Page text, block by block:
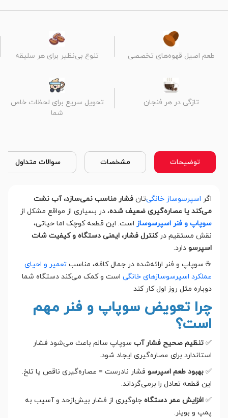
طعم اصیل قهوه‌های تخصصی تنوع بی‌نظیر برای هر سلیقه
تازگی در هر فنجان
تحویل سریع برای لحظات خاص
شما
توضیحات مشخصات سوالات متداول
اگر اسپرسوساز خانگی‌تان فشار مناسب نمی‌سازد، آب نشت
می‌کند یا عصاره‌گیری ضعیف شده، در بسیاری از مواقع مشکل از
سوپاپ و فنر اسپرسوساز است. این قطعه کوچک اما حیاتی،
نقش مستقیم درکنترل فشار، ایمنی دستگاه و کیفیت شات
اسپرسو دارد.
☕ سوپاپ و فنر ارائه‌شده در جمال کافه، مناسب تعمیر و احیای
عملکرد اسپرسوسازهای خانگی است و کمک می‌کند دستگاه شما
دوباره مثل روز اول کار کند
چرا تعویض سوپاپ و فنر مهم
است؟
✅ تنظیم صحیح فشار آب سوپاپ سالم باعث می‌شود فشار
استاندارد برای عصاره‌گیری ایجاد شود.
✅ بهبود طعم اسپرسو فشار نادرست = عصاره‌گیری ناقص یا تلخ.
این قطعه تعادل را برمی‌گرداند.
✅ افزایش عمر دستگاه جلوگیری از فشار بیش‌ازحد و آسیب به
پمپ و بویلر.